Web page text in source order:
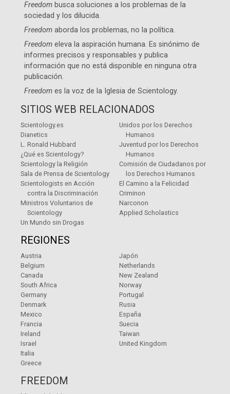
Freedom busca soluciones a los problemas de la
sociedad y los dilucida.
Freedom aborda los problemas, no la política.
Freedom eleva la aspiración humana. Es sinónimo de
informes precisos y responsables y publica
información que no está disponible en ninguna otra
publicación.
Freedom es la voz de la Iglesia de Scientology.
SITIOS WEB RELACIONADOS
Scientology.es
Dianetics
L. Ronald Hubbard
¿Qué es Scientology?
Scientology la Religión
Sala de Prensa de Scientology
Scientologists en Acción
contra la Discriminación
Ministros Voluntarios de
Scientology
Un Mundo sin Drogas
Unidos por los Derechos
Humanos
Juventud por los Derechos
Humanos
Comisión de Ciudadanos por
los Derechos Humanos
El Camino a la Felicidad
Criminon
Narconon
Applied Scholastics
REGIONES
Austria
Belgium
Canada
South Africa
Germany
Denmark
Mexico
Francia
Ireland
Israel
Italia
Greece
Japón
Netherlands
New Zealand
Norway
Portugal
Rusia
España
Suecia
Taiwan
United Kingdom
FREEDOM